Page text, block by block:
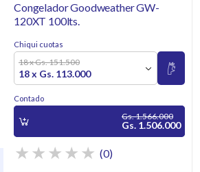
Congelador Goodweather GW-
120XT 100lts.
Chiqui cuotas
18 x Gs. 151.500
18 x Gs. 113.000
Contado
Gs. 1.566.000
Gs. 1.506.000
(0)